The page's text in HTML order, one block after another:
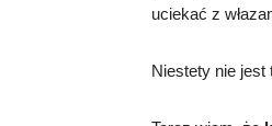
uciekać z
Niestety nie jest